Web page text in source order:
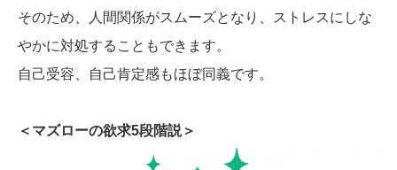
そのため、人間関係がスムーズとなり、ストレスにしな
やかに対処することもできます。
自己受容、自己肯定感もほぼ同義です。
＜マズローの欲求5段階説＞